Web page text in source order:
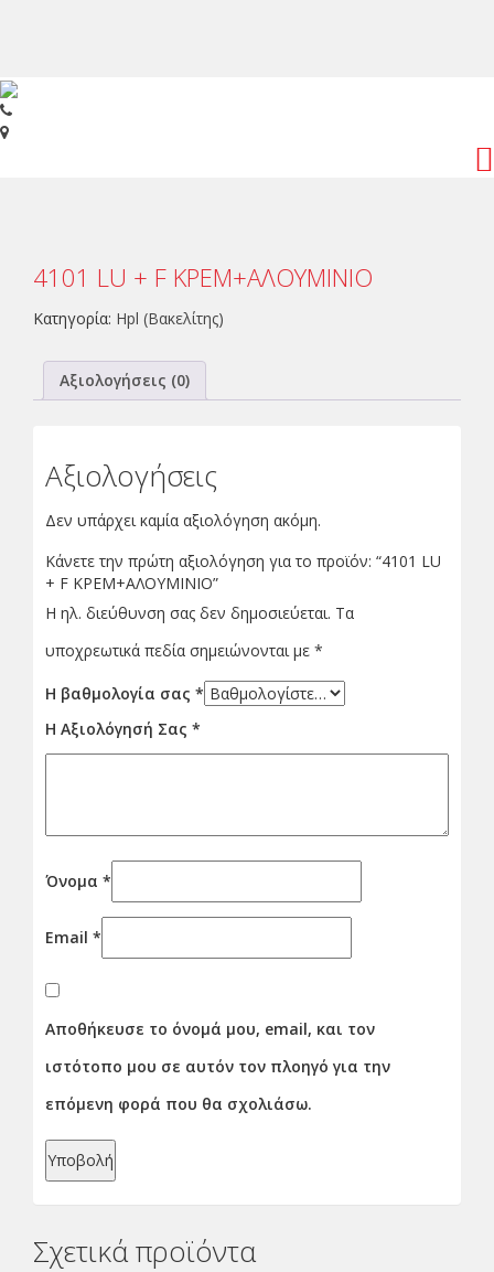
4101 LU + F ΚΡΕΜ+ΑΛΟΥΜΙΝΙΟ
Κατηγορία: Hpl (Βακελίτης)
Αξιολογήσεις (0)
Αξιολογήσεις
Δεν υπάρχει καμία αξιολόγηση ακόμη.
Κάνετε την πρώτη αξιολόγηση για το προϊόν: “4101 LU
+ F ΚΡΕΜ+ΑΛΟΥΜΙΝΙΟ”
Η ηλ. διεύθυνση σας δεν δημοσιεύεται. Τα
υποχρεωτικά πεδία σημειώνονται με *
Η βαθμολογία σας *
Η Αξιολόγησή Σας *
Όνομα *
Email *
Αποθήκευσε το όνομά μου, email, και τον
ιστότοπο μου σε αυτόν τον πλοηγό για την
επόμενη φορά που θα σχολιάσω.
Σχετικά προϊόντα